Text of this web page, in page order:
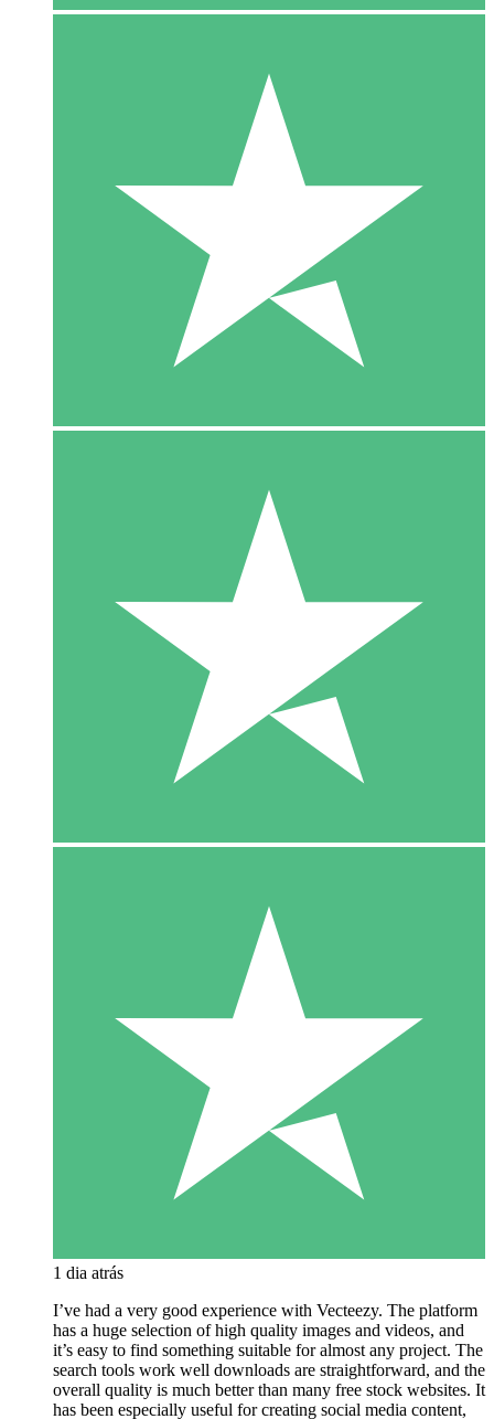
1 dia atrás
I’ve had a very good experience with Vecteezy. The platform
has a huge selection of high quality images and videos, and
it’s easy to find something suitable for almost any project. The
search tools work well downloads are straightforward, and the
overall quality is much better than many free stock websites. It
has been especially useful for creating social media content,